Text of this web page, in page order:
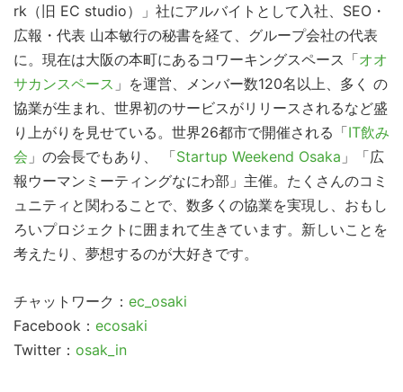
rk（旧 EC studio）」社にアルバイトとして入社、SEO・
広報・代表 山本敏行の秘書を経て、グループ会社の代表
に。現在は大阪の本町にあるコワーキングスペース「オオ
サカンスペース 」を運営、メンバー数120名以上、多く の
協業が生まれ、世界初のサービスがリリースされるなど盛
り上がりを見せている。世界26都市で開催される「IT飲み
会 」の会長でもあり、 「Startup Weekend Osaka 」「広
報ウーマンミーティングなにわ部」主催。たくさんのコミ
ュニティと関わることで、数多くの協業を実現し、おもし
ろいプロジェクトに囲まれて生きています。新しいことを
考えたり、夢想するのが大好きです。
チャットワーク： ec_osaki
Facebook： ecosaki
Twitter： osak_in